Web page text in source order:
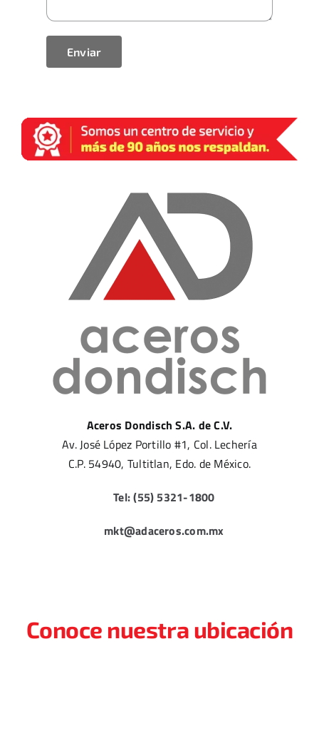
Aceros Dondisch S.A. de C.V.
Av. José López Portillo #1, Col. Lechería
C.P. 54940, Tultitlan, Edo. de México.
Tel: (55) 5321-1800
mkt@adaceros.com.mx
Conoce nuestra ubicación